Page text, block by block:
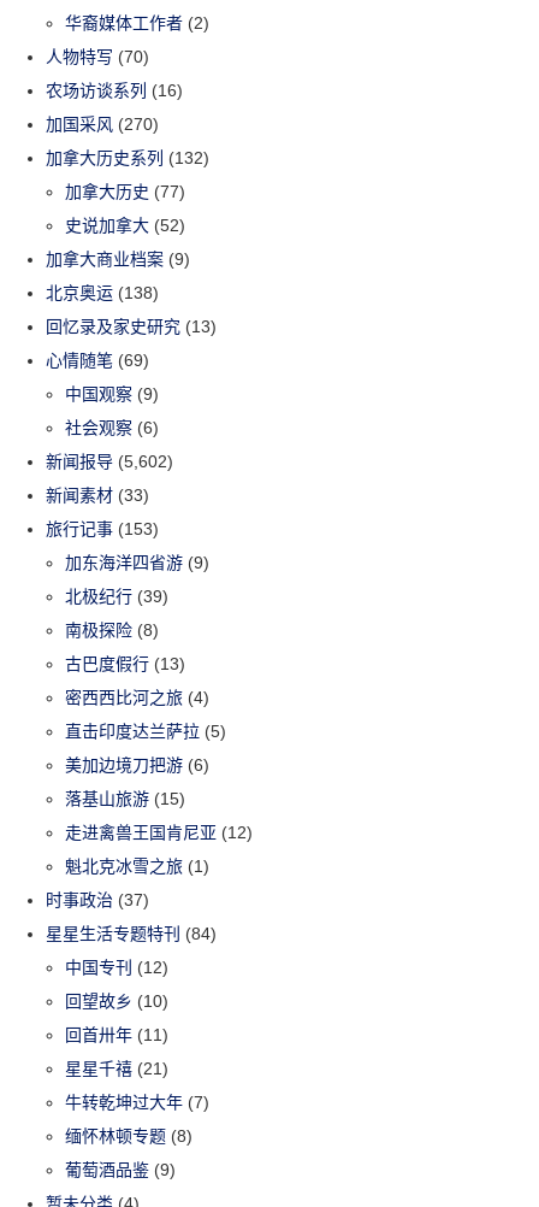
华裔媒体工作者 (2)
人物特写 (70)
农场访谈系列 (16)
加国采风 (270)
加拿大历史系列 (132)
加拿大历史 (77)
史说加拿大 (52)
加拿大商业档案 (9)
北京奥运 (138)
回忆录及家史研究 (13)
心情随笔 (69)
中国观察 (9)
社会观察 (6)
新闻报导 (5,602)
新闻素材 (33)
旅行记事 (153)
加东海洋四省游 (9)
北极纪行 (39)
南极探险 (8)
古巴度假行 (13)
密西西比河之旅 (4)
直击印度达兰萨拉 (5)
美加边境刀把游 (6)
落基山旅游 (15)
走进禽兽王国肯尼亚 (12)
魁北克冰雪之旅 (1)
时事政治 (37)
星星生活专题特刊 (84)
中国专刊 (12)
回望故乡 (10)
回首卅年 (11)
星星千禧 (21)
牛转乾坤过大年 (7)
缅怀林顿专题 (8)
葡萄酒品鉴 (9)